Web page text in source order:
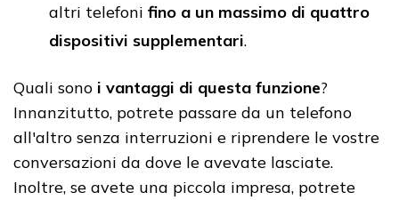
altri telefoni fino a un massimo di quattro
dispositivi supplementari.
Quali sono i vantaggi di questa funzione?
Innanzitutto, potrete passare da un telefono
all'altro senza interruzioni e riprendere le vostre
conversazioni da dove le avevate lasciate.
Inoltre, se avete una piccola impresa, potrete